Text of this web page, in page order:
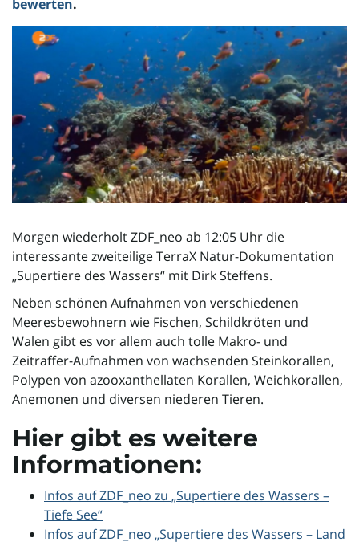
t
e
N
g
bewerten.
Morgen wiederholt ZDF_neo ab 12:05 Uhr die
interessante zweiteilige TerraX Natur-Dokumentation
„Supertiere des Wassers“ mit Dirk Steffens.
Neben schönen Aufnahmen von verschiedenen
Meeresbewohnern wie Fischen, Schildkröten und
Walen gibt es vor allem auch tolle Makro- und
Zeitraffer-Aufnahmen von wachsenden Steinkorallen,
Polypen von azooxanthellaten Korallen, Weichkorallen,
Anemonen und diversen niederen Tieren.
Hier gibt es weitere
Informationen:
Infos auf ZDF_neo zu „Supertiere des Wassers –
Tiefe See“
Infos auf ZDF_neo „Supertiere des Wassers – Land